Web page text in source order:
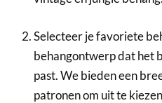
Selecteer je favoriete
behangontwerp dat het
past. We bieden een
patronen om uit te